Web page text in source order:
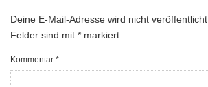
Deine E-Mail-Adresse wird nicht veröffentlicht.
Felder sind mit * markiert
Kommentar *